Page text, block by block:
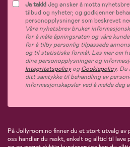
Ja takk!Jeg ønsker å motta
tilbud og nyheter, og godkjenner
personopplysninger som beskrevet
Våre nyhetsbrev bruker
for å måle åpningsraten og våre
for å tilby personlig tilpassede
og til statistiske formål. Les mer om
dine personopplysninger og
IntegritetspolicyogCookiepolicy. Du
ditt samtykke til behandling av
informasjonskapsler ved å melde deg
På Jollyroom.no finner du et stort utvalg av
oss handler du raskt, enkelt og alltid til lave